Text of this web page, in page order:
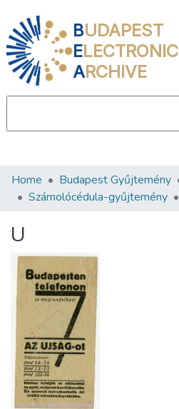
BUDAPEST
ELECTRONIC
ARCHIVE
Communities & Collections
Statistics
About us
Home Budapest Gyűjtemény
Számolócédula-gyűjtemény
U